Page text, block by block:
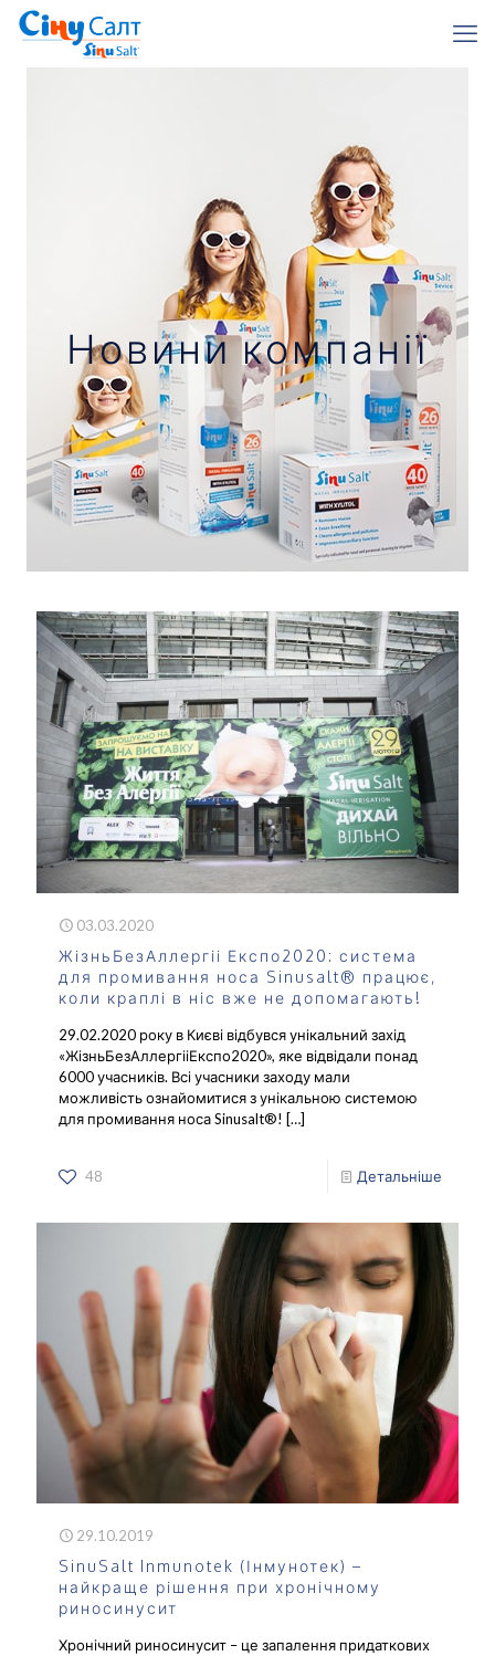
Новини компанії
03.03.2020
ЖізньБезАллергіі Експо2020: система
для промивання носа Sinusalt® працює,
коли краплі в ніс вже не допомагають!
29.02.2020 року в Києві відбувся унікальний захід
«ЖізньБезАллергііЕкспо2020», яке відвідали понад
6000 учасників. Всі учасники заходу мали
можливість ознайомитися з унікальною системою
для промивання носа Sinusalt®! […]
48 Детальніше
29.10.2019
SinuSalt Inmunotek (Інмунотек) –
найкраще рішення при хронічному
риносинусит
Хронічний риносинусит – це запалення придаткових